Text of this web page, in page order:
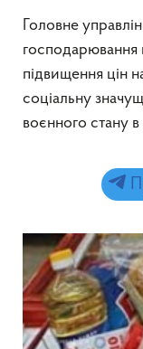
Головне
господарювання
підвищення цін
соціальну
воєнного стану в